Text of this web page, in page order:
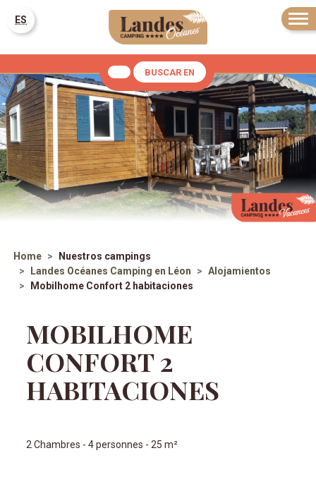
ES
BUSCAR EN
Home
Nuestros campings
Landes Océanes Camping en Léon
Alojamientos
Mobilhome Confort 2 habitaciones
MOBILHOME
CONFORT 2
HABITACIONES
2 Chambres - 4 personnes - 25 m²